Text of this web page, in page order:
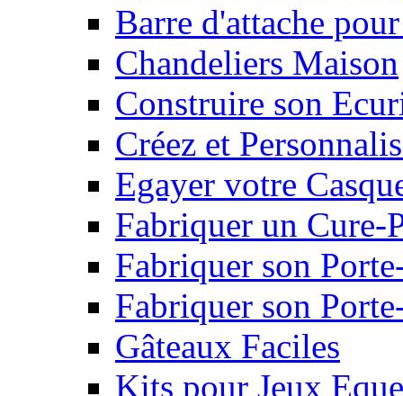
Barre d'attache
Chandeliers Maison
Construire son
Créez et
Egayer votre
Fabriquer un Cure-
Fabriquer son
Fabriquer son
Gâteaux Faciles
Kits pour Jeux